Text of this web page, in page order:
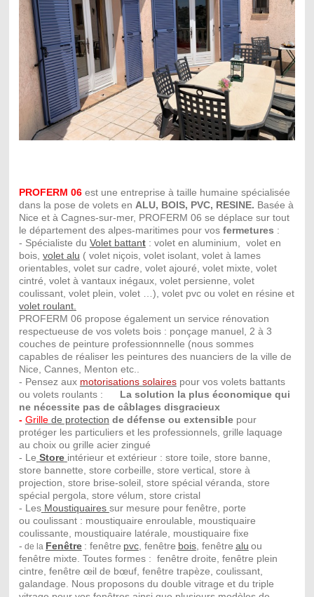
PROFERM 06est une entreprise à taille humaine spécialisée
dans la pose de volets en ALU, BOIS, PVC, RESINE. Basée à
Nice et à Cagnes-sur-mer, PROFERM 06 se déplace sur tout
le département des alpes-maritimes pour vosfermetures :
- Spécialiste du Volet battant: volet en aluminium, volet en
bois, volet alu ( volet niçois, volet isolant, volet à lames
orientables, volet sur cadre, volet ajouré, volet mixte, volet
cintré, volet à vantaux inégaux, volet persienne, volet
coulissant, volet plein, volet …) , volet pvc ou volet en résine et
volet roulant.
PROFERM 06 propose également un service rénovation
respectueuse de vos volets bois : ponçage manuel, 2 à 3
couches de peinture professionnnelle (nous sommes
capables de réaliser les peintures des nuanciers de la ville de
Nice, Cannes, Menton etc..
- Pensez aux motorisations solairespour vos volets battants
ou volets roulants :
La solution la plus économique qui
ne nécessite pas de câblages disgracieux
- Grille de protection de défense ou extensiblepour
protéger les particuliers et les professionnels, grille laquage
au choix ou grille acier zingué
- Le Store intérieur et extérieur : store toile, store banne,
store bannette, store corbeille, store vertical, store à
projection, store brise-soleil, store spécial véranda, store
spécial pergola, store vélum, store cristal
- Les Moustiquaires sur mesure pour fenêtre, porte
ou coulissant : moustiquaire enroulable, moustiquaire
coulissante, moustiquaire latérale, moustiquaire fixe
- de la Fenêtre : fenêtre pvc, fenêtre bois, fenêtre alu ou
fenêtre mixte. Toutes formes : fenêtre droite, fenêtre plein
cintre, fenêtre œil de bœuf, fenêtre trapèze, coulissant,
galandage. Nous proposons du double vitrage et du triple